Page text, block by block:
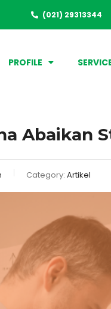
(021) 29313344
PROFILE
Abaikan
Category: Artikel